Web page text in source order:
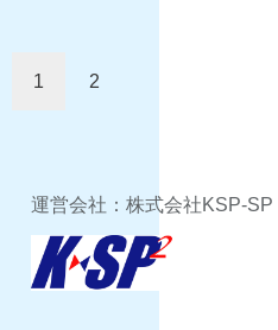
1 2
運営会社：株式会社KSP-SP